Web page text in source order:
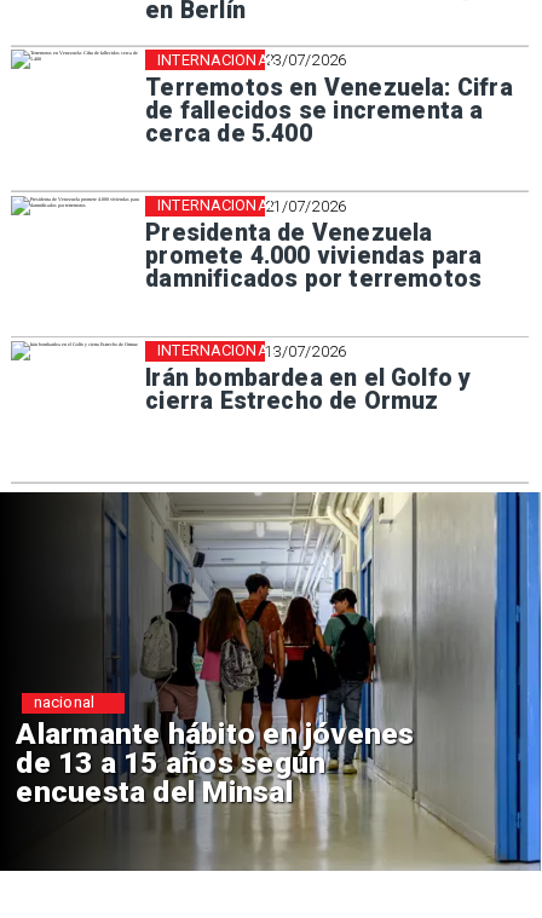
en Berlín
23/07/2026
Terremotos en Venezuela: Cifra
de fallecidos se incrementa a
cerca de 5.400
INTERNACIONAL
21/07/2026
Presidenta de Venezuela
promete 4.000 viviendas para
damnificados por terremotos
INTERNACIONAL
13/07/2026
Irán bombardea en el Golfo y
cierra Estrecho de Ormuz
INTERNACIONAL
Alarmante hábito en jóvenes
de 13 a 15 años según
encuesta del Minsal
nacional